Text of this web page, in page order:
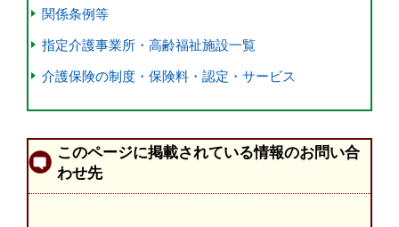
関係条例等
指定介護事業所・高齢福祉施設一覧
介護保険の制度・保険料・認定・サービス
このページに掲載されている情報のお問い合
わせ先